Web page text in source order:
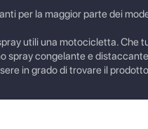
per la maggior parte dei
utili una motocicletta. Che
spray congelante e
in grado di trovare il